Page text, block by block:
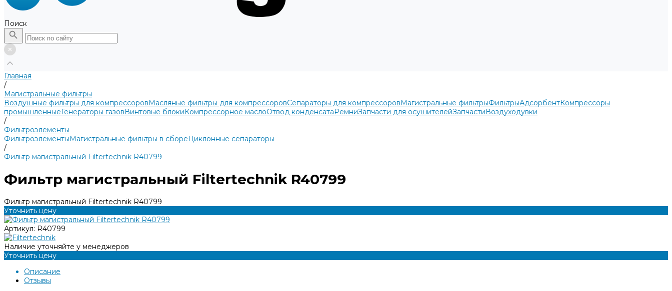
Поиск
Главная
/
Магистральные фильтры
Воздушные фильтры для компрессоровМасляные фильтры для компрессоровСепараторы для компрессоровМагистральные фильтрыФильтрыАдсорбентКомпрессоры
промышленныеГенераторы газовВинтовые блокиКомпрессорное маслоОтвод конденсатаРемниЗапчасти для осушителейЗапчастиВоздуходувки
/
Фильтроэлементы
ФильтроэлементыМагистральные фильтры в сбореЦиклонные сепараторы
/
Фильтр магистральный Filtertechnik R40799
Фильтр магистральный Filtertechnik R40799
Фильтр магистральный Filtertechnik R40799
Уточнить цену
Артикул: R40799
Наличие уточняйте у менеджеров
Уточнить цену
Описание
Отзывы